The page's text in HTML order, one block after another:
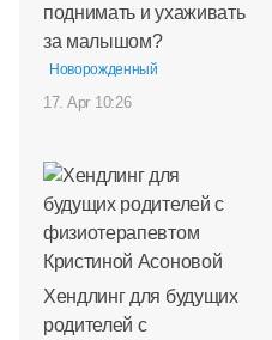
поднимать и ухаживать
за малышом?
Новорожденный
17. Apr 10:26
Хендлинг для будущих
родителей с